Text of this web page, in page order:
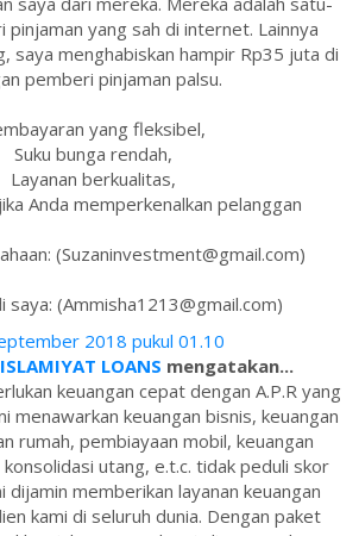
pinjaman yang sah di internet. Lainnya
saya menghabiskan hampir Rp35 juta di
pemberi pinjaman palsu.
yang fleksibel,
Suku bunga rendah,
Layanan berkualitas,
Anda memperkenalkan pelanggan
(Suzaninvestment@gmail.com)
saya: (Ammisha1213@gmail.com)
2018 pukul 01.10
LOANS mengatakan...
keuangan cepat dengan A.P.R yang
menawarkan keuangan bisnis, keuangan
rumah, pembiayaan mobil, keuangan
utang, e.t.c. tidak peduli skor
dijamin memberikan layanan keuangan
kami di seluruh dunia. Dengan paket